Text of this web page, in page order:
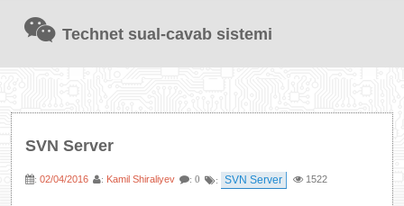
TECHNET TV
MƏQALƏLƏR
AVADANLIQLAR
Technet sual-cavab sistemi
SVN Server
: 02/04/2016 : Kamil Shiraliyev : 0 : SVN Server 1522